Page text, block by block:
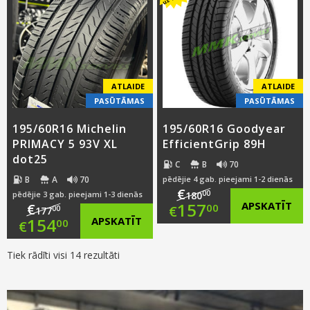
€122.00.
is:
€99.00.
was:
€124.00.
price
is:
€101.00.
ATLAIDE
PASŪTĀMAS
195/60R16 Michelin
PRIMACY 5 93V XL
dot25
B A 70
pēdējie 3 gab. pieejami 1-3 dienās
€17700
Original
price
€177.00.
€15400
Current
is:
APSKATĪT
ATLAIDE
PASŪTĀMAS
195/60R16 Goodyear
EfficientGrip 89H
C B 70
pēdējie 4 gab. pieejami 1-2 dienās
€18000
Original
€180.00.
€15700
is:
APSKATĪT
Tiek rādīti visi 14 rezultāti